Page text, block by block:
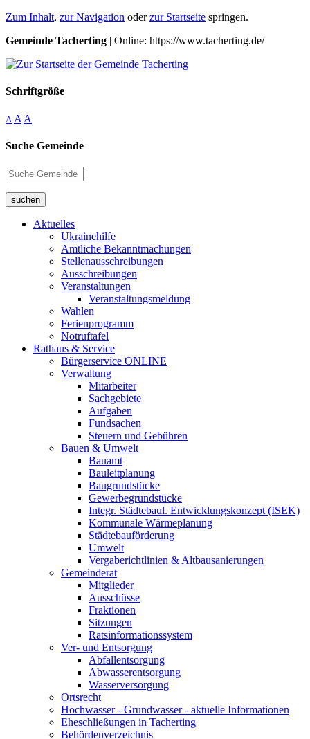
Zum Inhalt, zur Navigation oderzur Startseite springen.
Gemeinde Tacherting | Online: https://www.tacherting.de/
Schriftgröße
A A A
Suche Gemeinde
suchen
Aktuelles
Ukrainehilfe
Amtliche Bekanntmachungen
Stellenausschreibungen
Ausschreibungen
Veranstaltungen
Veranstaltungsmeldung
Wahlen
Ferienprogramm
Notruftafel
Rathaus & Service
Bürgerservice ONLINE
Verwaltung
Mitarbeiter
Sachgebiete
Aufgaben
Fundsachen
Steuern und Gebühren
Bauen & Umwelt
Bauamt
Bauleitplanung
Baugrundstücke
Gewerbegrundstücke
Integr. Städtebaul. Entwicklungskonzept (ISEK)
Kommunale Wärmeplanung
Städtebauförderung
Umwelt
Vergaberichtlinien & Altbausanierungen
Gemeinderat
Mitglieder
Ausschüsse
Fraktionen
Sitzungen
Ratsinformationssystem
Ver- und Entsorgung
Abfallentsorgung
Abwasserentsorgung
Wasserversorgung
Ortsrecht
Hochwasser - Grundwasser - aktuelle Informationen
Eheschließungen in Tacherting
Behördenverzeichnis